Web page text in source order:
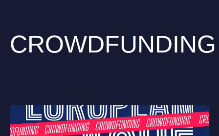
CROWDFUNDING